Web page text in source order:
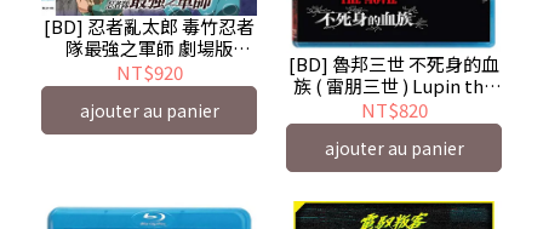
[BD] 忍者亂太郎 毒竹忍者
隊最強之軍師 劇場版
NINTAMA RANTARO - 預
計7/24發行
NT$920
ajouter au panier
[BD] 魯邦三世 不死身的血
族 ( 雷朋三世 ) Lupin the
IIIrd The Movie: The
Immortal Bloodline - 預
計7/9發行
NT$820
ajouter au panier